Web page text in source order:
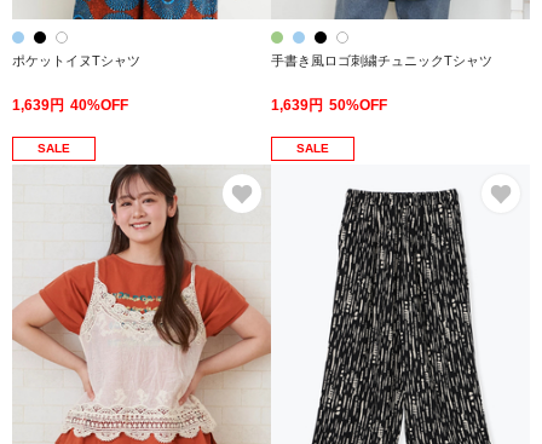
ポケットイヌTシャツ
1,639円 40%OFF
手書き風ロゴ刺繍チュニックTシャツ
1,639円 50%OFF
SALE SALE